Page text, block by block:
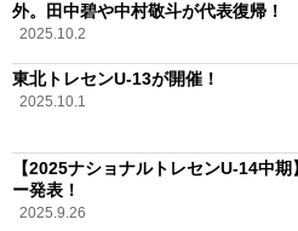
外。田中碧や中村敬斗が代表復帰！
2025.10.2
東北トレセンU-13が開催！
2025.10.1
【2025ナショナルトレセンU-14中
ー発表！
2025.9.26